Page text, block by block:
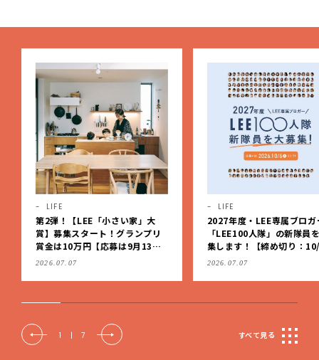
LIFE
2027年度・LEE専属ブロガー
「LEE100人隊」の新隊員を大募
集します！【締め切り：10/6
（火）】
2026.07.07
HEALTH
入学、思春期などの節目に
どもの「アトピー性皮膚炎
治療を見直しませんか？
2026.08.03
2 | 7 すべて見る